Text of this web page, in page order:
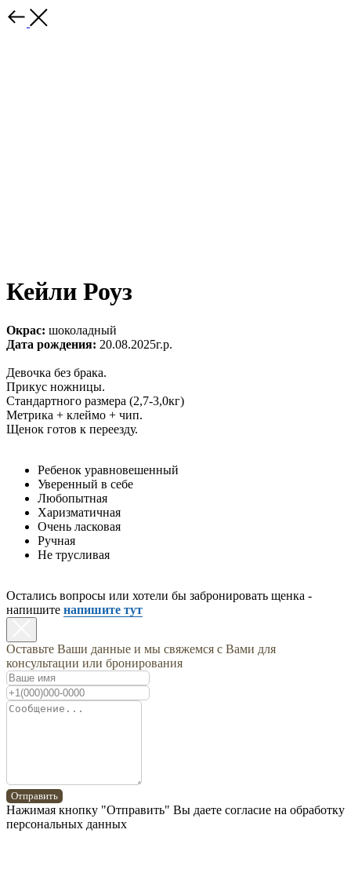
Кейли Роуз
Окрас: шоколадный
Дата рождения: 20.08.2025г.р.
Девочка без брака.
Прикус ножницы.
Стандартного размера (2,7-3,0кг)
Метрика + клеймо + чип.
Щенок готов к переезду.
Ребенок уравновешенный
Уверенный в себе
Любопытная
Харизматичная
Очень ласковая
Ручная
Не трусливая
Остались вопросы или хотели бы забронировать щенка -
напишите напишите тут
Оставьте Ваши данные и мы свяжемся с Вами для
консультации или бронирования
Отправить
Нажимая кнопку "Отправить" Вы даете согласие на обработку
персональных данных